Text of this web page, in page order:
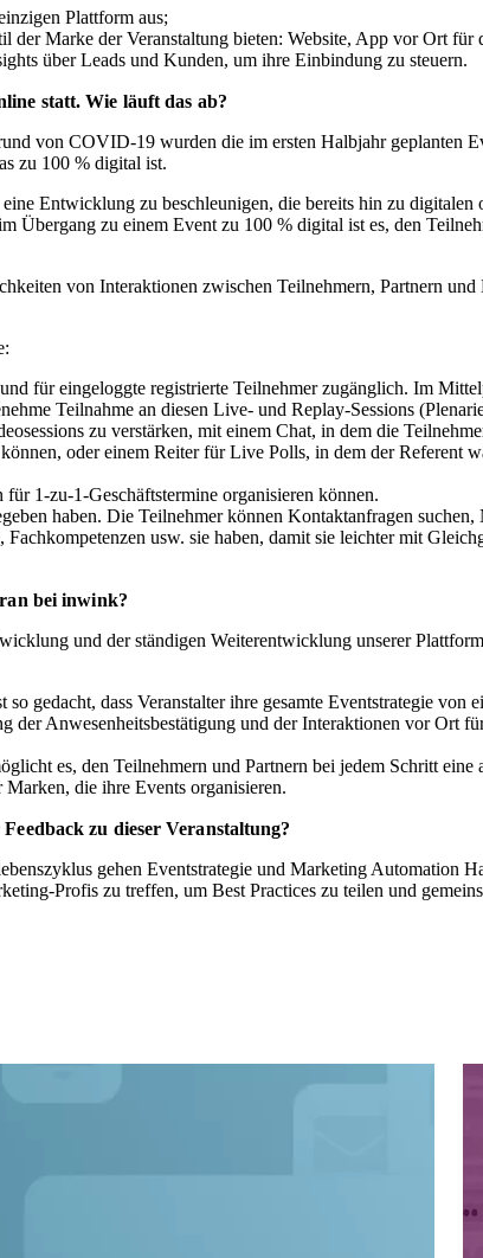
Plattform aus;
Marke der Veranstaltung bieten: Website, App vor Ort für
über Leads und Kunden, um ihre Einbindung zu steuern.
statt. Wie läuft das ab?
von COVID-19 wurden die im ersten Halbjahr geplanten
zu 100 % digital ist.
Entwicklung zu beschleunigen, die bereits hin zu
zu einem Event zu 100 % digital ist es, den
von Interaktionen zwischen Teilnehmern, Partnern und
für eingeloggte registrierte Teilnehmer zugänglich. Im
Teilnahme an diesen Live- und Replay-Sessions
zu verstärken, mit einem Chat, in dem die
oder einem Reiter für Live Polls, in dem der Referent
1-zu-1-Geschäftstermine organisieren können.
haben. Die Teilnehmer können Kontaktanfragen suchen,
usw. sie haben, damit sie leichter mit
bei inwink?
und der ständigen Weiterentwicklung unserer
gedacht, dass Veranstalter ihre gesamte Eventstrategie
Anwesenheitsbestätigung und der Interaktionen vor Ort
es, den Teilnehmern und Partnern bei jedem Schritt
die ihre Events organisieren.
zu dieser Veranstaltung?
gehen Eventstrategie und Marketing Automation
Profis zu treffen, um Best Practices zu teilen und